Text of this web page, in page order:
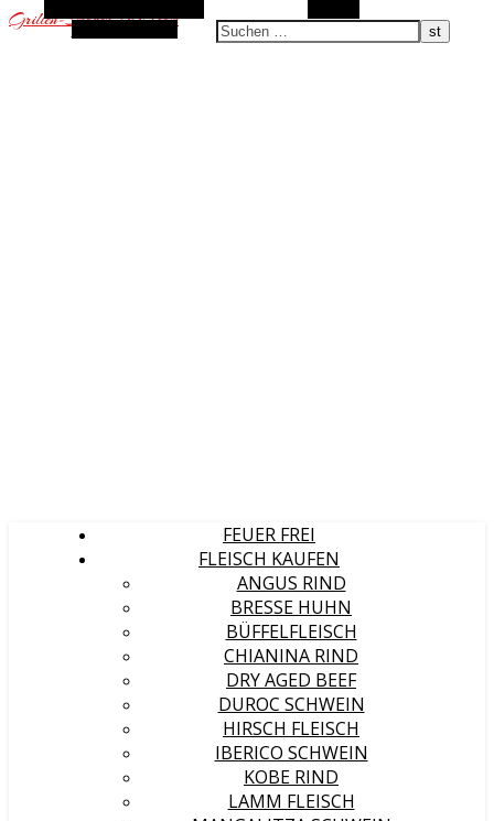
Grillen-Smoken-BBQ.com
Zufallsauswahl
FEUER FREI
FLEISCH KAUFEN
ANGUS RIND
BRESSE HUHN
BÜFFELFLEISCH
CHIANINA RIND
DRY AGED BEEF
DUROC SCHWEIN
HIRSCH FLEISCH
IBERICO SCHWEIN
KOBE RIND
LAMM FLEISCH